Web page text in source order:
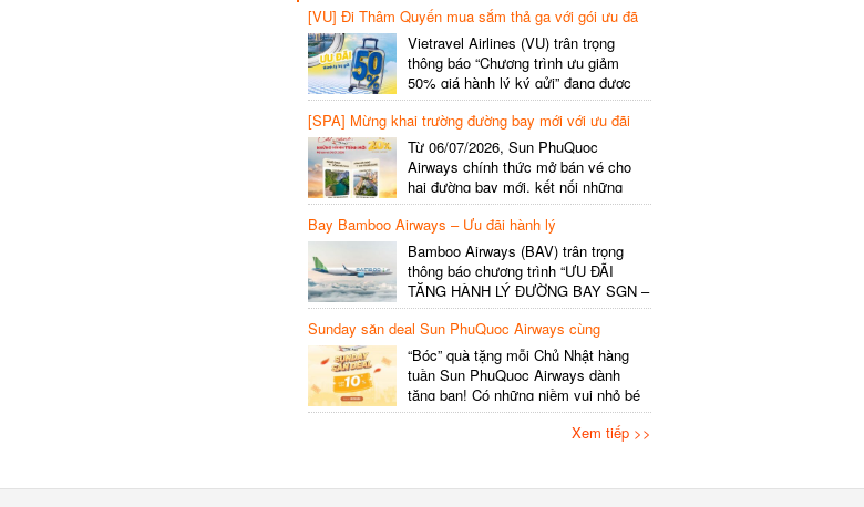
[VU] Đi Thâm Quyến mua sắm thả ga với gói ưu đã
giảm 50% phí gói cướcVietravel Airlines (VU) trân trọng
thông báo “Chương trình ưu giảm
50% giá hành lý ký gửi” đang được
triển khai cho đường bay quốc tế mới
kết nối từ TP. Hồ Chí Minh
(SGN) đi Thâm Quyến – Trung Quốc
(SZX), chi tiết như sau: LỊCH BAY
CHI TIẾT Đường bay SHCB Giờ khởi
hành Giờ đến Tần suất…
[SPA] Mừng khai trường đường bay mới với ưu đãi
20%
Từ 06/07/2026, Sun PhuQuoc
Airways chính thức mở bán vé cho
hai đường bay mới, kết nối những
điểm đến giàu trải nghiệm, giúp hành
khách khám phá vẻ đẹp thiên nhiên
và văn hóa của miền Trung Việt Nam.
Thông tin đường bay mới Đường bay
SHCB Giờ bay Tần suất Thời gian
khai…
Bay Bamboo Airways – Ưu đãi hành lý
Bamboo Airways (BAV) trân trọng
thông báo chương trình “ƯU ĐÃI
TẶNG HÀNH LÝ ĐƯỜNG BAY SGN –
HAN v.v”, thông tin cụ thể như sau
Nội dung Ưu đãi miễn phí gói 20kg
hành lý ký gửi đối với mỗi
khách/chặng. Đối với vé lẻ – Áp
dụng: Vé xuất/đổi từ 09/6 –
30/6/2026….
Sunday săn deal Sun PhuQuoc Airways cùng
Sanvemaybay.vn“Bóc” quà tặng mỗi Chủ Nhật hàng
tuần Sun PhuQuoc Airways dành
tặng bạn! Có những niềm vui nhỏ bé
nhưng đầy háo hức: sáng Chủ Nhật,
bên ly cà phê, bạn lên kế hoạch cho
vui cho “khách iu” mê đi Hàn,…
Xem tiếp >>